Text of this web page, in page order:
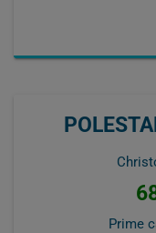
Prime